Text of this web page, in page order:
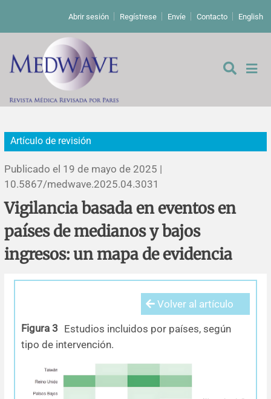
Abrir sesión Regístrese Envíe Contacto English
De los editores
Editoriales
Comentarios
Errata y notas de reserva
Impressum
Estudios originales
Revisiones sistemáticas
Evaluaciones económicas
Revisiones clínicas
Notas metodológicas
Comunicaciones breves
Problemas de salud pública
Notas históricas y reseñas
Ensayos
Notas técnicas
Práctica clínica
Descripción
Política de cobros
Artículo de revisión
Publicado el 19 de mayo de 2025 |
10.5867/medwave.2025.04.3031
Vigilancia basada en eventos en
países de medianos y bajos
ingresos: un mapa de evidencia
Volver al artículo
Figura 3 Estudios incluidos por países, según
tipo de intervención.